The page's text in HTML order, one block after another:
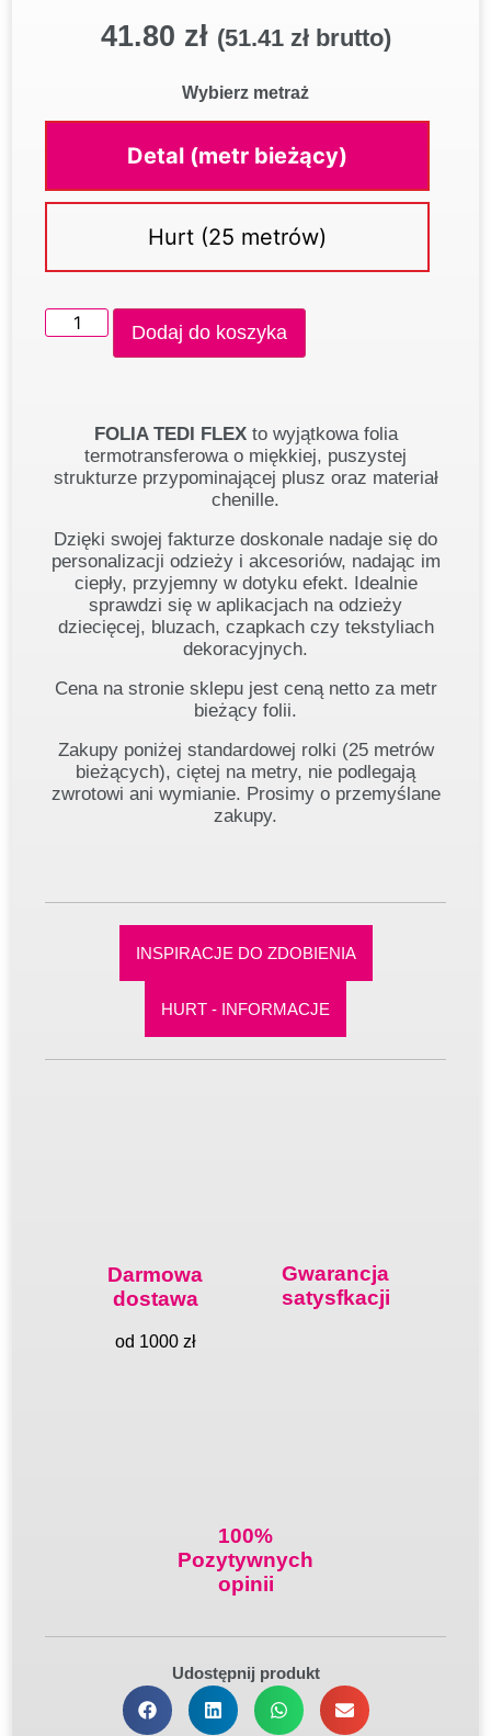
41.80 zł (51.41 złbrutto)
Wybierz metraż
Detal (metr bieżący)
Hurt (25 metrów)
Dodaj do koszyka
FOLIA TEDI FLEXto wyjątkowa folia
termotransferowa o miękkiej, puszystej
strukturze przypominającej plusz oraz materiał
chenille.
Dzięki swojej fakturze doskonale nadaje się do
personalizacji odzieży i akcesoriów, nadając im
ciepły, przyjemny w dotyku efekt. Idealnie
sprawdzi się w aplikacjach na odzieży
dziecięcej, bluzach, czapkach czy tekstyliach
dekoracyjnych.
Cena na stronie sklepu jest ceną netto za metr
bieżący folii.
Zakupy poniżej standardowej rolki (25 metrów
bieżących), ciętej na metry, nie podlegają
zwrotowi ani wymianie. Prosimy o przemyślane
zakupy.
INSPIRACJE DO ZDOBIENIA
HURT - INFORMACJE
Darmowa
dostawa
od 1000 zł
Gwarancja
satysfkacji
100%
Pozytywnych
opinii
Udostępnij produkt